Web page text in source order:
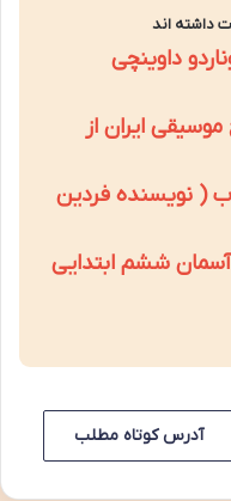
داشته اند
داوینچی
ایران از
( نویسنده فردین
ششم ابتدایی
آدرس کوتاه مطلب